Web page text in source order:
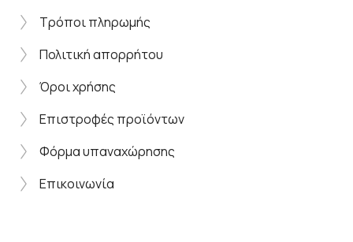
Τρόποι πληρωμής
Πολιτική απορρήτου
Όροι χρήσης
Επιστροφές προϊόντων
Φόρμα υπαναχώρησης
Επικοινωνία